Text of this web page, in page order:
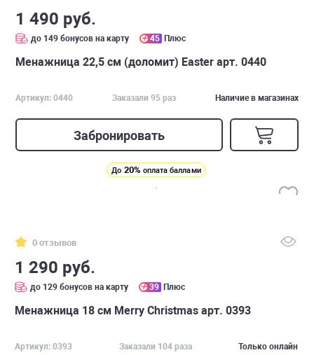
1 490 руб.
до 149 бонусов на карту 45 Плюс
Менажница 22,5 см (доломит) Easter арт. 0440
Артикул: 0440 Заказали 95 раз Наличие в магазинах
Забронировать
До 20% оплата баллами
0 отзывов
1 290 руб.
до 129 бонусов на карту 39 Плюс
Менажница 18 см Merry Christmas арт. 0393
Артикул: 0393 Заказали 104 раза Только онлайн